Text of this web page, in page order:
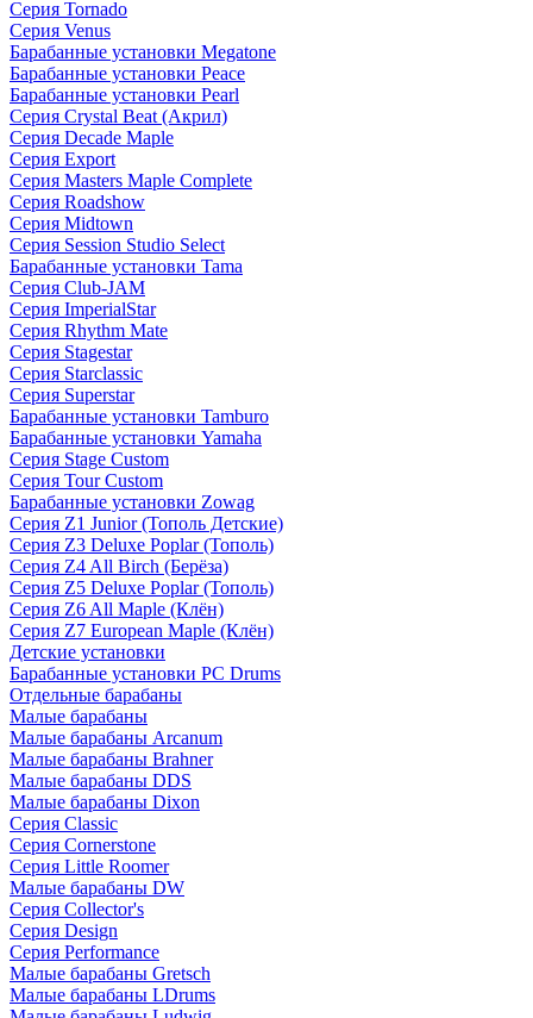
Серия Tornado
Серия Venus
Барабанные установки Megatone
Барабанные установки Peace
Барабанные установки Pearl
Серия Crystal Beat (Акрил)
Серия Decade Maple
Серия Export
Серия Masters Maple Complete
Серия Roadshow
Серия Midtown
Серия Session Studio Select
Барабанные установки Tama
Серия Club-JAM
Серия ImperialStar
Серия Rhythm Mate
Серия Stagestar
Серия Starclassic
Серия Superstar
Барабанные установки Tamburo
Барабанные установки Yamaha
Серия Stage Custom
Серия Tour Custom
Барабанные установки Zowag
Серия Z1 Junior (Тополь Детские)
Серия Z3 Deluxe Poplar (Тополь)
Серия Z4 All Birch (Берёза)
Серия Z5 Deluxe Poplar (Тополь)
Серия Z6 All Maple (Клён)
Серия Z7 European Maple (Клён)
Детские установки
Барабанные установки PC Drums
Отдельные барабаны
Малые барабаны
Малые барабаны Arcanum
Малые барабаны Brahner
Малые барабаны DDS
Малые барабаны Dixon
Серия Classic
Серия Cornerstone
Серия Little Roomer
Малые барабаны DW
Серия Collector's
Серия Design
Серия Performance
Малые барабаны Gretsch
Малые барабаны LDrums